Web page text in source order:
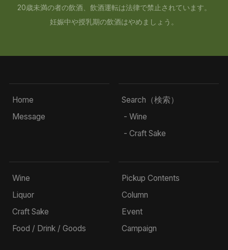
20歳未満の者の飲酒、飲酒運転は法律で禁止されています。
妊娠中や授乳期の飲酒はやめましょう。
Home
Message
Search（検索）
- Wine
- Craft Sake
Wine
Liquor
Craft Sake
Food / Drink / Goods
Pickup Contents
Column
Event
Campaign